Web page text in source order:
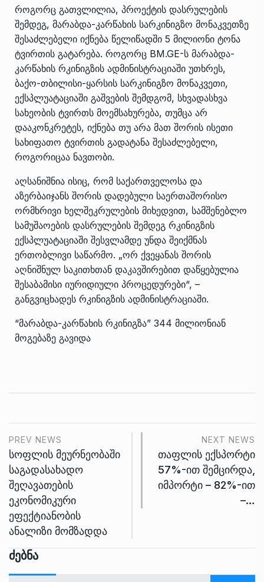
როგორც გათვლილია, პროექტის დასრულების
შემდეგ, მარაბდა-კარწახის სარკინიგზო მონაკვეთზე
შესაძლებელი იქნება წელიწადში 5 მილიონი ტონა
ტვირთის გატარება. როგორც BM.GE-ს მარაბდა-
კარწახის რკინიგზის ადმინისტრაციაში უთხრეს,
ბაქო-თბილისი-ყარსის სარკინიგზო მონაკვეთი,
ექსპლუატაციაში გაშვების შემდგომ, სხვადასხვა
სახეობის ტვირთს მოემსახურება, თუმცა არ
დააკონკრეტეს, იქნება თუ არა მათ შორის ისეთი
სახიფათო ტვირთის გადატანა შესაძლებელი,
როგორიცაა ნავთობი.
აღსანიშნია ისიც, რომ საქართველოსა და
აზერბაიჯანს შორის დადებული საერთაშორისო
ორმხრივი ხელშეკრულების მიხედვით, სამშენებლო
სამუშაოების დასრულების შემდეგ რკინიგზის
ექსპლუატაციაში შესვლამდე უნდა შეიქმნას
ერთობლივი საწარმო. „ორ ქვეყანას შორის
აღნიშნულ საკითხთან დაკავშირებით დაწყებულია
შესაბამისი იურიდიული პროცედურები“, –
განგვიცხადეს რკინიგზის ადმინისტრაციაში.
“მარაბდა-კარწახის რკინიგზა” 344 მილიონიან
მოგებაზე გავიდა
PREV NEWS
სოფლის მეურნეობაში
საგადასახადო
შეღავათების
ეკონომიკური
ეფექტიანობის
ანალიზი მომზადდა
NEXT NEWS
თაფლის ექსპორტი
57%-ით შემცირდა,
იმპორტი – 82%-ით
–…
Ძებნა